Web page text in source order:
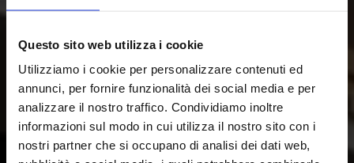
Questo sito web utilizza i cookie
Utilizziamo i cookie per personalizzare contenuti ed
annunci, per fornire funzionalità dei social media e per
analizzare il nostro traffico. Condividiamo inoltre
informazioni sul modo in cui utilizza il nostro sito con i
nostri partner che si occupano di analisi dei dati web,